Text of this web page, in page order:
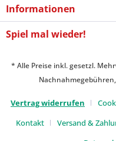
Informationen
Spiel mal wieder!
* Alle Preise inkl. gesetzl.
Vertrag widerrufen
Kontakt
Versand &